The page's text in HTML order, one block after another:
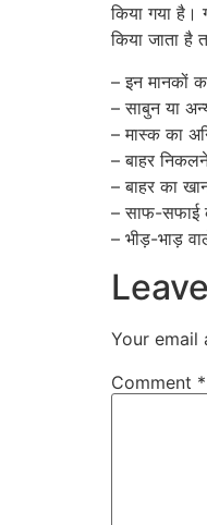
किया गया है।
किया जाता है
– इन मानकों
– साबुन या
– मास्क का
– बाहर
– बाहर का
– साफ-सफाई
– भीड़-भाड़
Your email
Comment *